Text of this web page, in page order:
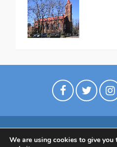
We are using cookies to give you